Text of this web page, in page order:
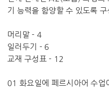
기 능력을 함양할 수 있도록
머리말 - 4
일러두기 - 6
교재 구성표 - 12
01 화요일에 페르시아어 수